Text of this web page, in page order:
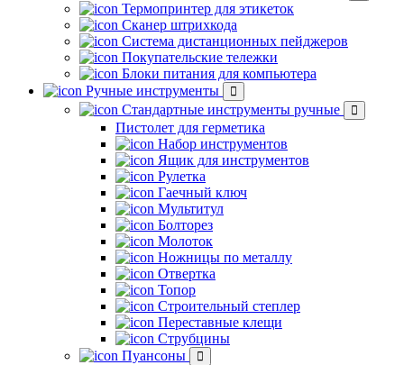
Термопринтер для этикеток
Сканер штрихкода
Система дистанционных пейджеров
Покупательские тележки
Блоки питания для компьютера
Ручные инструменты
Стандартные инструменты ручные
Пистолет для герметика
Набор инструментов
Ящик для инструментов
Рулетка
Гаечный ключ
Мультитул
Болторез
Молоток
Ножницы по металлу
Отвертка
Топор
Строительный степлер
Переставные клещи
Струбцины
Пуансоны